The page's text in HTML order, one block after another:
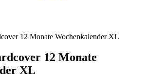
12 Monate Wochenkalender XL
12 Monate
XL